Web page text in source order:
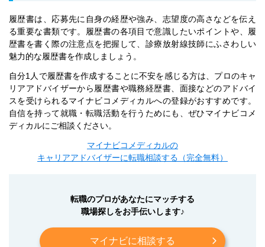
履歴書は、応募先に自身の経歴や強み、志望度の高さなどを伝え
る重要な書類です。履歴書の各項目で意識したいポイントや、履
歴書を書く際の注意点を把握して、診療放射線技師にふさわしい
魅力的な履歴書を作成しましょう。
自分1人で履歴書を作成することに不安を感じる方は、プロのキャ
リアアドバイザーから履歴書や職務経歴書、面接などのアドバイ
スを受けられるマイナビコメディカルへの登録がおすすめです。
自信を持って就職・転職活動を行うためにも、ぜひマイナビコメ
ディカルにご相談ください。
マイナビコメディカルの
キャリアアドバイザーに転職相談する（完全無料）
転職のプロがあなたにマッチする
職場探しをお手伝いします♪
マイナビに相談する